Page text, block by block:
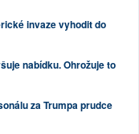
invaze vyhodit do
nabídku. Ohrožuje to
za Trumpa prudce